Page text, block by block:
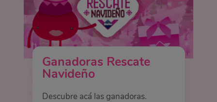
Ganadoras Rescate
Navideño
Descubre acá las ganadoras.